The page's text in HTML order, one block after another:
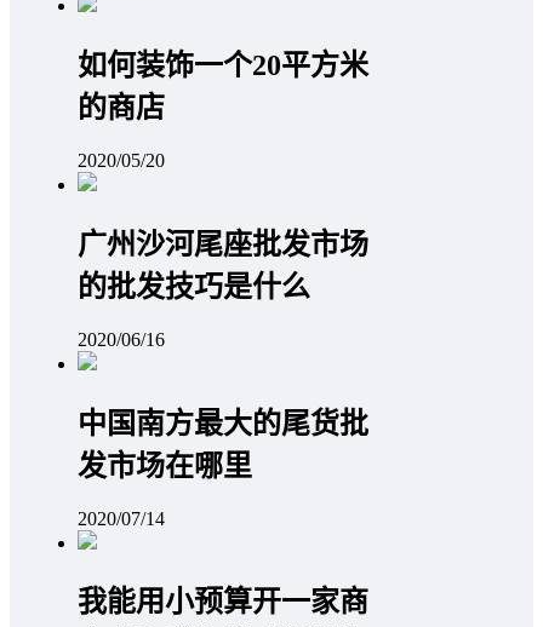
如何装饰一个20平方米
的商店
2020/05/20
广州沙河尾座批发市场
的批发技巧是什么
2020/06/16
中国南方最大的尾货批
发市场在哪里
2020/07/14
我能用小预算开一家商